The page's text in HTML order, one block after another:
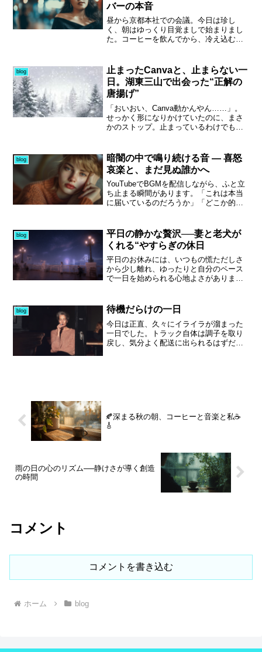
バーの本音
昼から京都本社での会議。今日は珍し
く、朝はゆっくり目覚ましで始まりまし
た。コーヒーを飲んでから、冷え込む中
機の確認や不要データの消去など、朝か
ら同時進行の作業に追われました。ミス
が許されない緊張感の中でも、前を見て
やり続けるしかありません。今回の会議
は給料改定がテーマ。会社は水揚げに対
する“搾取”とも取れる説明を進めてきます
が、私は生の給料ベースで現行と改定後
の差額を算出し、資料で真っ向から提示
ない。それでも会社の力になる政策だと
言い切り、社長に直談判。この結果次第
では、組合を辞める覚悟も頭をよぎって
います。
blog
止まったCanvaと、止まらない一
日。湖東三山で出会った“正解の
唐揚げ”
「おいおい、Canva動かんやん……」。
せっかく形になりかけていたのに、まさ
かのストップ。止まっているわけでもな
とは思いつつ、こういう時ほど落ち着か
んものですね。とはいえ、今日は朝から
気持ちを切り替えて、しっかりBGM制作
に向き合っていました。音に集中する時
間は、やっぱり自分にとって大事なひと
ときです。ただ、どれだけ没頭していて
習慣があります。今回は少し寄り道。先
日話題にしていた“メロンパンの奥様”が、
実は唐揚げのキッチンカーもされている
と知り、今日は湖東三山で出店している
とのこと。買い物途中に立ち寄り、夕飯
のお酒のアテとして唐揚げを購入しまし
し！」。ビールとの相性も抜群で、今日
寄れたこと自体が正解でした。
blog
暗闇の中で鳴り続ける音 ― 喜怒
哀楽と、まだ見ぬ誰かへ
YouTubeでBGMを配信しながら、ふと立
ち止まる瞬間があります。「これは本当
に届いているのだろうか」「どこか的を
や反応に一喜一憂しながら、暗闇の中を
手探りで進んでいるような感覚。それで
も、やめずに続けている自分がいる。そ
んな中、ある人との何気ないチャットか
ら「喜怒哀楽」という言葉が心に引っか
かりました。感情そのものを音で表現す
本的な要素を、習字のような文字で表現
する──その組み合わせは、もしかすると
今までにない入口になるのかもしれな
い。迷いながらも進む中で、応援してく
れる人の存在が、どれほど大きな支えに
blog
平日の静かな贅沢──妻と老犬が
くれる“やすらぎの休日
平日のお休みには、いつもの慌ただしさ
から少し離れ、ゆったりと自分のペース
で一日を始められる心地よさがありま
散歩支度を整える時間も、どこか穏やか
で優しいひととき。早朝の散歩は普段、
仕事へ向かう妻が担ってくれているた
め、休みの日くらいは私の出番です。そ
んな静かな朝を過ごしたあとは、書斎で
になる時間を過ごしたいと思う、そんな
平日休みの物語です。
blog 待機だらけの一日
今日は正直、久々にイライラが溜まった
一日でした。トラック自体は調子を取り
戻し、気分よく配送に出られるはずだっ
通り運んでいるだけなのに、２時間待
機。滋賀に戻れば今度は昼休憩の壁。１
は詰まる。優先順位も段取りも噛み合わ
ず、「ミスるな」と言われる側が、実は
一番振り回されている。今日は口も悪く
なる。でも、こんな日もある。それが現
🍂深まる秋の朝、コーヒーと音楽と私☕️
🎸
雨の日の心のリズム──静けさが導く創造
の時間
コメント
コメントを書き込む
ホーム blog